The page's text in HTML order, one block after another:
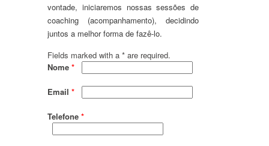
vontade, iniciaremos nossas sessões de
coaching (acompanhamento), decidindo
juntos a melhor forma de fazê-lo.
Fields marked with a * are required.
Nome *
Email *
Telefone *